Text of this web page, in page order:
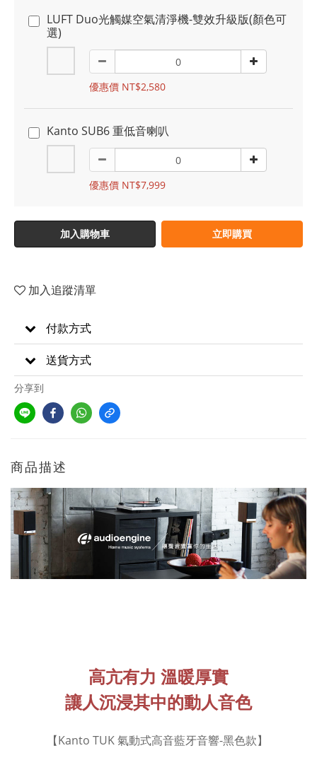
LUFT Duo光觸媒空氣清淨機-雙效升級版(顏色可
選)
優惠價 NT$2,580
Kanto SUB6 重低音喇叭
優惠價 NT$7,999
加入購物車 立即購買
加入追蹤清單
付款方式
送貨方式
分享到
商品描述
高亢有力 溫暖厚實
讓人沉浸其中的動人音色
【Kanto TUK 氣動式高音藍牙音響-黑色款】